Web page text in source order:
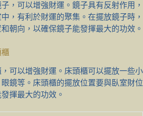
，可以增強財運。鏡子具有反射作用，
，有利於財運的聚集。在擺放鏡子時，
朝向，以確保鏡子能發揮最大的功效。
可以增強財運。床頭櫃可以擺放一些小
鏡等。床頭櫃的擺放位置要與臥室財位
揮最大的功效。